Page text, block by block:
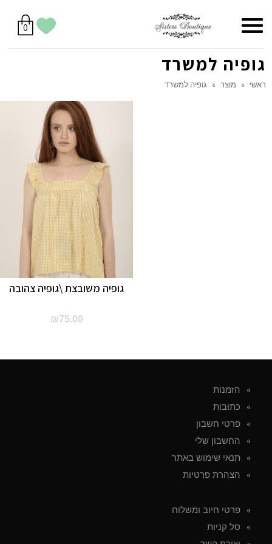
יש
לך
0מוצרים
בסל
הווישליסט
תפריט
גופיה למשרד
ראשי » מוצר » גופיה למשרד
גופיה משובצת \גופיה צהובה
₪75.00
הזמנות
כתובות
פרטי חשבון
החשבון שלי
תנאי שימוש באתר
הצהרת פרטיות
פרטי חיוב ומשלוח
סל קניות